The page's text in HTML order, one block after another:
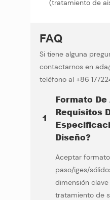
(tratamiento de
FAQ
Si tiene alguna
contactarnos en
teléfono al +86
1
Formato
Requisitos
Diseño?
Aceptar
paso/iges/
dimensión
tratamiento de